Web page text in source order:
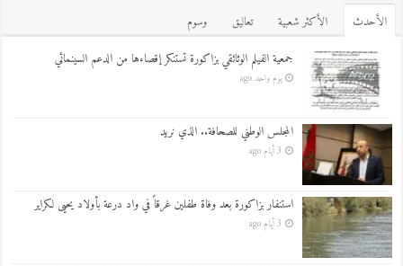
اﻷحدث اﻷكثر شعبية تعاليق
وسوم
جمعية الفيلم الوثائقي بزاكورة تستنكر إقصاءها من الدعم السينمائي
يوم واحد ago
المجلس الوطني للصحافة.. الذي نريد
3 أيام ago
استنفار بزاكورة بعد وفاة طفلين غرقاً في واد درعة بأولاد يحيى لكراير
3 أيام ago